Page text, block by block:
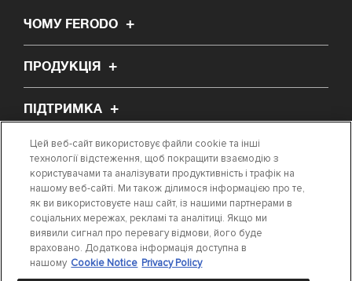
ЧОМУ FERODO
ПРОДУКЦІЯ
ПІДТРИМКА
ПРО НАС
СТАТТЯ
ЗНАЙТИ ПОТРІБНУ ДЕТАЛЬ
Цей веб-сайт використовує файли cookie та інші
технології відстеження, щоб покращити взаємодію з
користувачами та аналізувати продуктивність і трафік на
нашому веб-сайті. Ми також ділимося інформацією про те,
як ви використовуєте наш сайт, із нашими партнерами в
соціальних мережах, рекламі та аналітиці. Якщо ми
виявили сигнал про перевагу відмови, його буде
враховано. Додаткова інформація доступна в
нашому Cookie Notice Privacy Policy